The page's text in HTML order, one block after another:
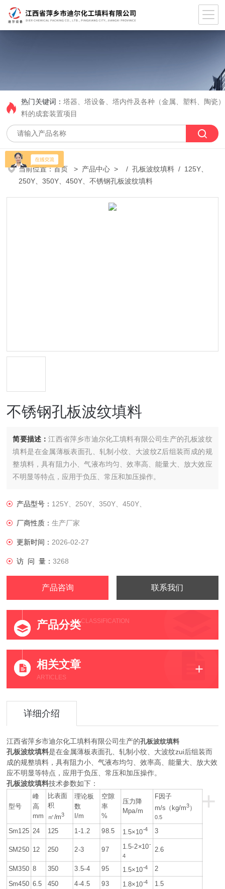
热门关键词：塔器、塔设备、塔内件及各种（金属、塑料、陶瓷
料的成套装置项目
当前位置：首页 > 产品中心 > /孔板波纹填料 / 125Y、
250Y、350Y、450Y、不锈钢孔板波纹填料
不锈钢孔板波纹填料
简要描述：江西省萍乡市迪尔化工填料有限公司生产的孔板波纹
填料是在金属薄板表面孔、轧制小纹、大波纹Z后组装而成的规
整填料，具有阻力小、气液布均匀、效率高、能量大、放大效应
不明显等特点，应用于负压、常压和加压操作。
产品型号： 125Y、250Y、350Y、450Y、
厂商性质：生产厂家
更新时间： 2026-02-27
访 问 量：3268
产品咨询 联系我们
产品分类CLASSIFICATION
相关文章
ARTICLES
详细介绍
江西省萍乡市迪尔化工填料有限公司生产的孔板波纹填料
孔板波纹填料是在金属薄板表面孔、轧制小纹、大波纹zui后组装而
成的规整填料，具有阻力小、气液布均匀、效率高、能量大、放大效
应不明显等特点，应用于负压、常压和加压操作。
孔板波纹填料技术参数如下：
+
型号
峰
高
mm
比表面
积
㎡/m3
理论板
数
I/m
空隙
率
%
压力降
Mpa/m
F因子
m/s（kg/m3）
0.5
Sm125 24 125 1-1.2 98.5 1.5×10-4 3
SM250 12 250 2-3 97 1.5-2×10-
4
2.6
SM350 8 350 3.5-4 95 1.5×10-4
2
Sm450 6.5 450 4-4.5 93 1.8×10-4 1.5